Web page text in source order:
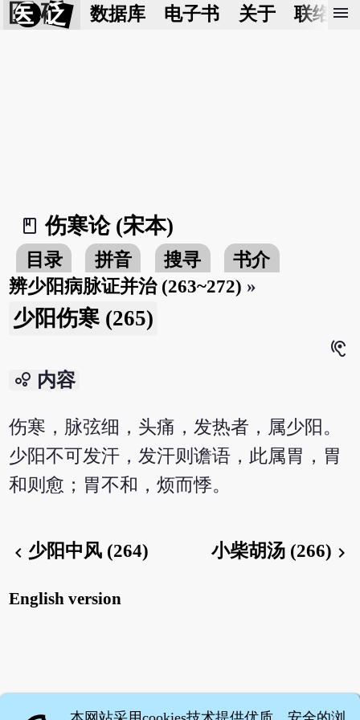
医 砭 数据库 电子书 关于 联络我
menu
book_2
伤寒论 (宋本)
目录 拼音 搜寻
书介
辨少阳病脉证并治 (263~272) »
少阳伤寒 (265)
hearing
bubble_chart 内容
伤寒，脉弦细，头痛，发热者，属少阳。
少阳不可发汗，发汗则谵语，此属胃，胃
和则愈；胃不和，烦而悸。
chevron_left少阳中风 (264) 小柴胡汤 (266) chevron_right
English version